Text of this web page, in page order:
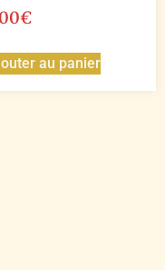
€
au panier